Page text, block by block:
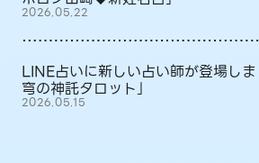
2026.05.22
LINE占いに新しい占い師が登場し
穹の神託タロット」
2026.05.15